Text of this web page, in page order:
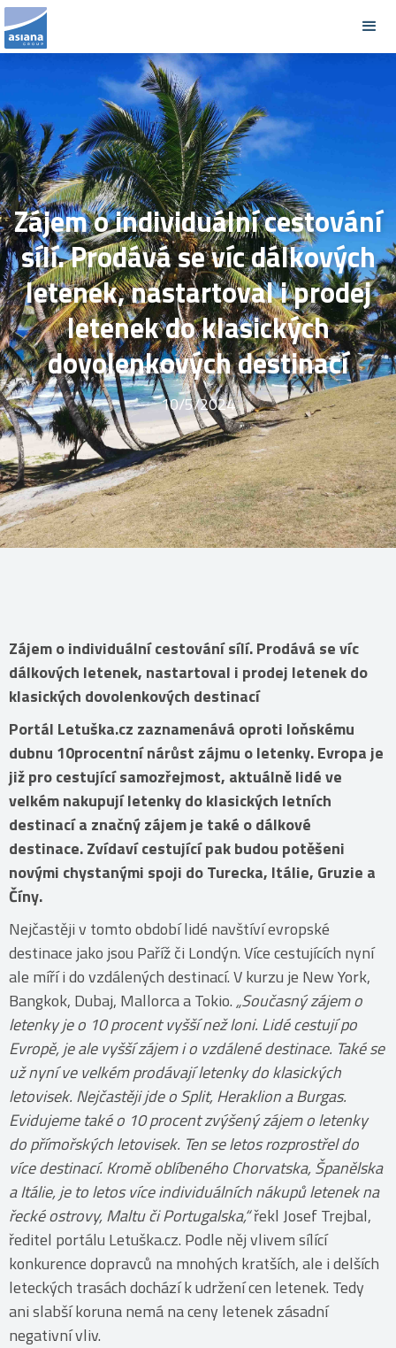
Zájem o individuální cestování
sílí. Prodává se víc dálkových
letenek, nastartoval i prodej
letenek do klasických
dovolenkových destinací
10/5/2024
Zájem o individuální cestování sílí. Prodává se víc
dálkových letenek, nastartoval i prodej letenek do
klasických dovolenkových destinací
Portál Letuška.cz zaznamenává oproti loňskému
dubnu 10procentní nárůst zájmu o letenky. Evropa je
již pro cestující samozřejmost, aktuálně lidé ve
velkém nakupují letenky do klasických letních
destinací a značný zájem je také o dálkové
destinace. Zvídaví cestující pak budou potěšeni
novými chystanými spoji do Turecka, Itálie, Gruzie a
Číny.
Nejčastěji v tomto období lidé navštíví evropské
destinace jako jsou Paříž či Londýn. Více cestujících nyní
ale míří i do vzdálených destinací. V kurzu je New York,
Bangkok, Dubaj, Mallorca a Tokio.„Současný zájem o
letenky je o 10 procent vyšší než loni. Lidé cestují po
Evropě, je ale vyšší zájem i o vzdálené destinace. Také se
už nyní ve velkém prodávají letenky do klasických
letovisek. Nejčastěji jde o Split, Heraklion a Burgas.
Evidujeme také o 10 procent zvýšený zájem o letenky
do přímořských letovisek. Ten se letos rozprostřel do
více destinací. Kromě oblíbeného Chorvatska, Španělska
a Itálie, je to letos více individuálních nákupů letenek na
řecké ostrovy, Maltu či Portugalska,“řekl Josef Trejbal,
ředitel portálu Letuška.cz. Podle něj vlivem sílící
konkurence dopravců na mnohých kratších, ale i delších
leteckých trasách dochází k udržení cen letenek. Tedy
ani slabší koruna nemá na ceny letenek zásadní
negativní vliv.